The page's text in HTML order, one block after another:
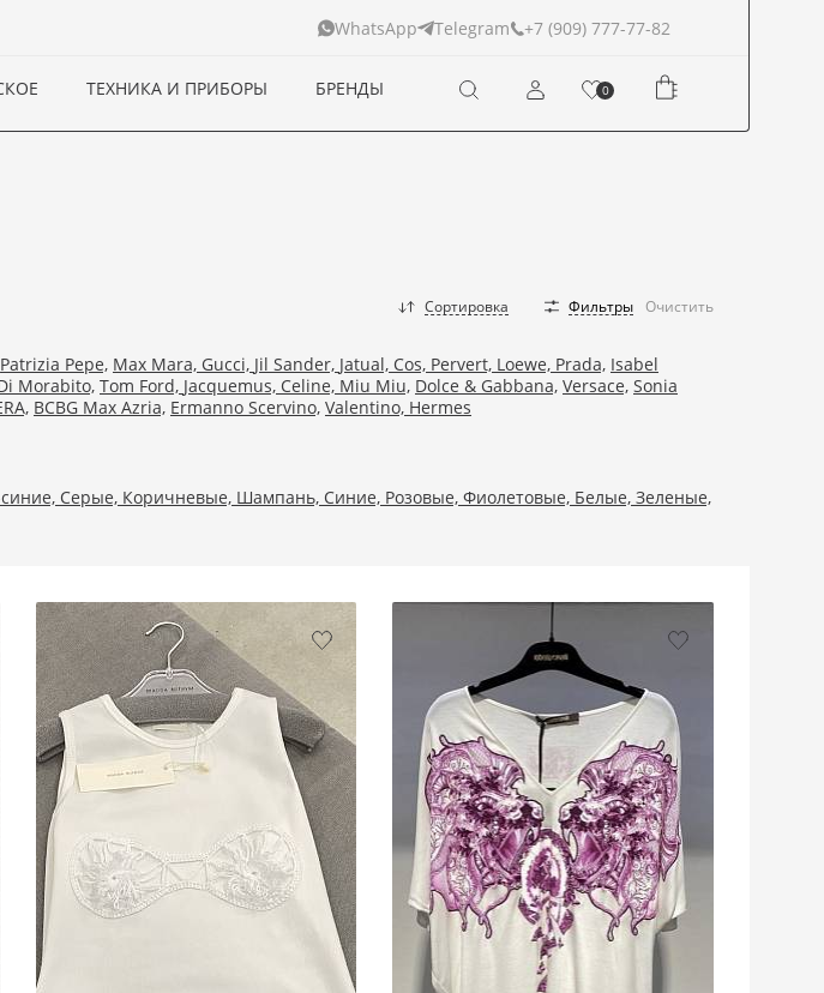
WhatsApp Telegram +7 (909) 777-77-82
ТЕХНИКА И ПРИБОРЫ БРЕНДЫ 0
Сортировка Фильтры Очистить
Patrizia Pepe, Max Mara, Gucci, Jil Sander, Jatual, Cos, Pervert, Loewe, Prada, Isabel
Morabito, Tom Ford, Jacquemus, Celine, Miu Miu, Dolce & Gabbana, Versace, Sonia
BCBG Max Azria, Ermanno Scervino, Valentino, Hermes
Серые, Коричневые, Шампань, Синие, Розовые, Фиолетовые, Белые, Зеленые,